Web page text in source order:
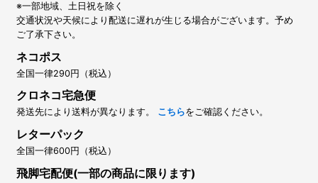
※一部地域、土日祝を除く
交通状況や天候により配送に遅れが生じる場合がございます。予め
ご了承下さい。
ネコポス
全国一律290円（税込）
クロネコ宅急便
発送先により送料が異なります。 こちらをご確認ください。
レターパック
全国一律600円（税込）
飛脚宅配便(一部の商品に限ります)